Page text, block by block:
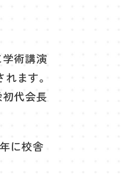
術講演
ます。
代会長
に校舎